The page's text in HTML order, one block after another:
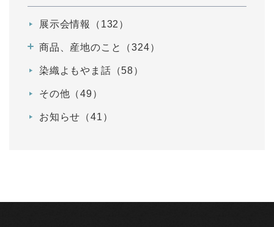
展示会情報（132）
商品、産地のこと（324）
染織よもやま話（58）
その他（49）
お知らせ（41）